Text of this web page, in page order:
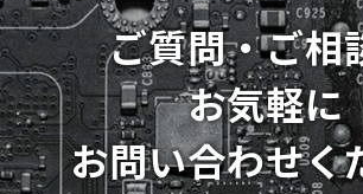
ご質問・ご相
お気軽に
お問い合わせく